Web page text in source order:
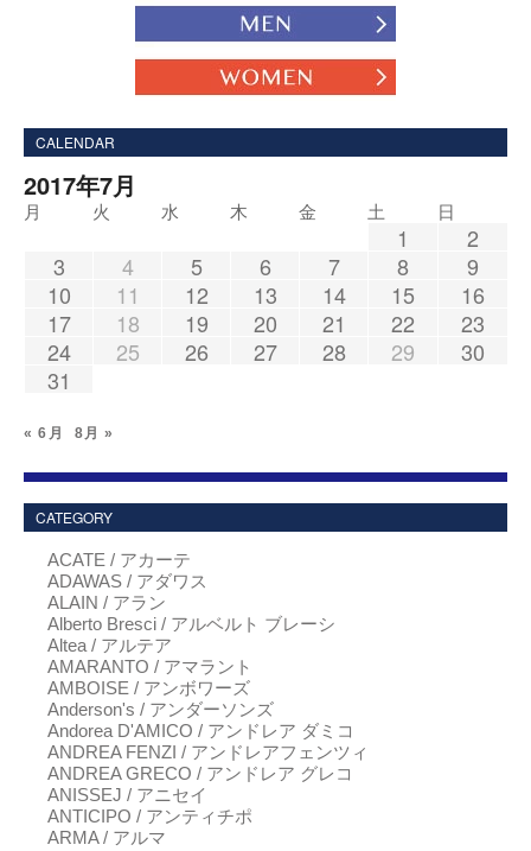
CALENDAR
2017年7月
月 火 水 木 金 土 日
1
2
3
4 5 6 7 8
9
10
11 12 13 14 15
16
17
18 19 20 21 22
23
24
25 26 27 28 29
30
31
« 6月 8月 »
CATEGORY
ACATE / アカーテ
ADAWAS / アダワス
ALAIN / アラン
Alberto Bresci / アルベルト ブレーシ
Altea / アルテア
AMARANTO / アマラント
AMBOISE / アンボワーズ
Anderson's / アンダーソンズ
Andorea D'AMICO / アンドレア ダミコ
ANDREA FENZI / アンドレアフェンツィ
ANDREA GRECO / アンドレア グレコ
ANISSEJ / アニセイ
ANTICIPO / アンティチポ
ARMA / アルマ